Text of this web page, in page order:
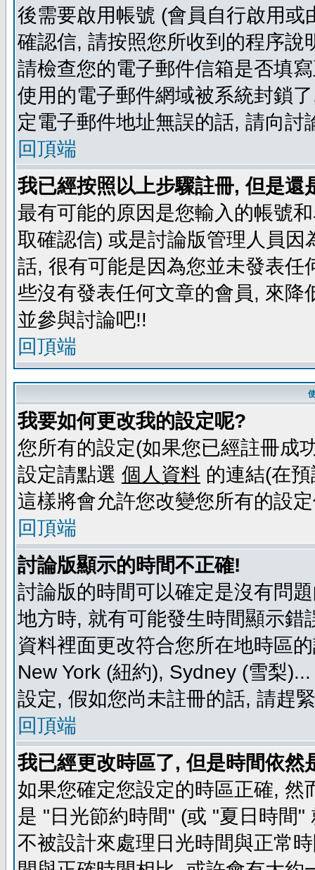
後需要啟用帳號 (會員自行啟用
確認信, 請按照您所收到的程序
請檢查您的電子郵件信箱是否填
使用的電子郵件網域被系統封鎖
定電子郵件地址無誤的話, 請向
回頂端
我已經按照以上步驟註冊, 但是還
最有可能的原因是您輸入的帳號
取確認信) 或是討論版管理人員
話, 很有可能是因為您並未發表
些沒有發表任何文章的會員, 來
並參與討論吧!!
回頂端
我要如何更改我的設定呢?
您所有的設定(如果您已經註冊成
設定請點選 個人資料 的連結(在
這樣將會允許您改變您所有的設
回頂端
討論版顯示的時間不正確!
討論版的時間可以確定是沒有問
地方時, 就有可能發生時間顯示
資料裡面更改符合您所在地時區
New York (紐約), Sydney (雪梨
設定, 假如您尚未註冊的話, 請趕
回頂端
我已經更改時區了, 但是時間依然
如果您確定您設定的時區正確,
是 "日光節約時間" (或 "夏日時間
不被設計來處理日光時間與正常